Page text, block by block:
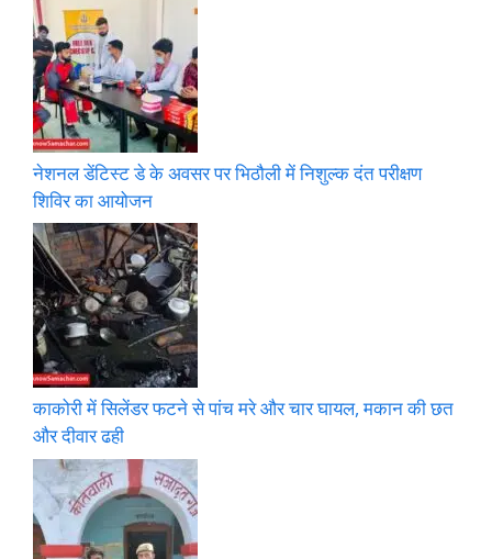
नेशनल डेंटिस्ट डे के अवसर पर भिठौली में निशुल्क दंत परीक्षण
शिविर का आयोजन
काकोरी में सिलेंडर फटने से पांच मरे और चार घायल, मकान की छत
और दीवार ढही